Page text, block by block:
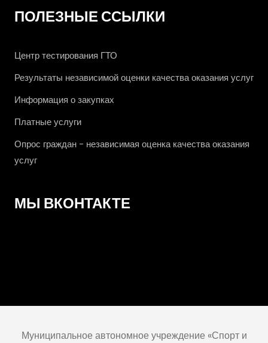
ПОЛЕЗНЫЕ ССЫЛКИ
Центр тестирования ГТО
Результаты независимой оценки качества оказания услуг
Информация о закупках
Платные услуги
Опрос граждан - независимая оценка качества оказания
услуг
МЫ ВКОНТАКТЕ
Муниципальное автономное учреждение «Спорт и